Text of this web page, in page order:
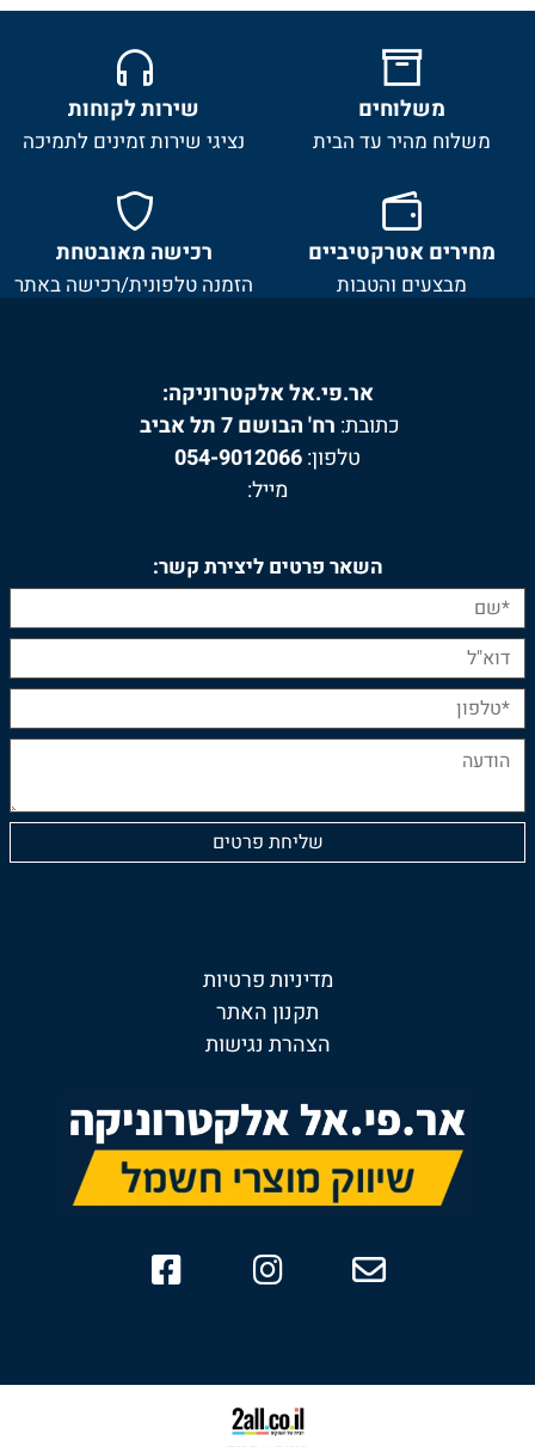
משלוחים
מהיר עד הבית
שירות לקוחות
נציגי שירות זמינים לתמיכה
אטרקטיביים
והטבות
רכישה מאובטחת
הזמנה טלפונית/רכישה באתר
אר.פי.אל אלקטרוניקה:
רח' הבושם 7 תל אביב
054-9012066
השאר פרטים ליצירת קשר:
מדיניות פרטיות
תקנון האתר
הצהרת נגישות